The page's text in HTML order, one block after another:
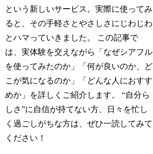
という新しいサービス。実際に使ってみ
ると、その手軽さとやさしさにじわじわ
とハマっていきました。 この記事で
は、実体験を交えながら「なぜシアフル
を使ってみたのか」「何が良いのか、ど
こが気になるのか」「どんな人におすす
めか」を詳しくご紹介します。 “自分ら
しさ”に自信が持てない方、日々を忙し
く過ごしがちな方は、ぜひ一読してみて
ください！